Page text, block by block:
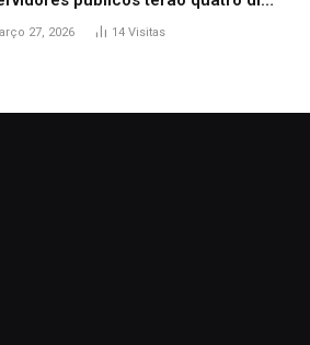
folga na Semana Santa
27, 2026 14 Visitas